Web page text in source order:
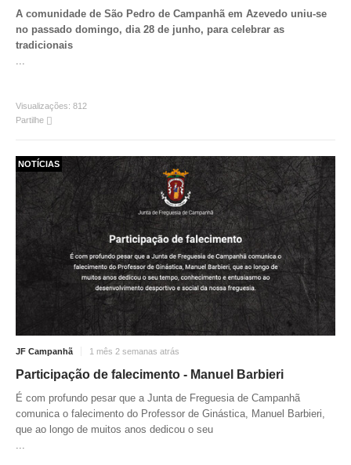
AUTARQUIA
CONSTITUIÇÃO
PRESIDENTE
GRAVAÇÕES DAS REUNIÕES PÚBLICAS DO EXECUTIVO
DOCUMENTOS
ATAS E DOCUMENTOS DA ASSEMBLEIA
REGULAMENTOS E TAXAS
PLANO E ORÇAMENTO
CÓDIGO DE CONDUTA
ORÇAMENTO COLABORATIVO
FUNDO DE APOIO AO ASSOCIATIVISMO
SUBVENÇÕES PÚBLICAS
A comunidade de São Pedro de Campanhã em Azevedo uniu-se
no passado domingo, dia 28 de junho, para celebrar as
tradicionais
...
Visualizações: 812
Partilhe
NOTÍCIAS
JF Campanhã 1 mês 2 semanas atrás
Participação de falecimento - Manuel Barbieri
É com profundo pesar que a Junta de Freguesia de Campanhã
comunica o falecimento do Professor de Ginástica, Manuel Barbieri,
que ao longo de muitos anos dedicou o seu
...